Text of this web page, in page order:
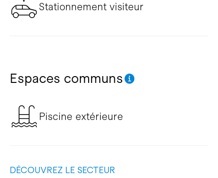
Stationnement visiteur
Espaces communs
Piscine extérieure
DÉCOUVREZ LE SECTEUR